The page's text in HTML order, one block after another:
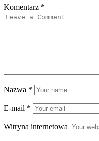
Komentarz *
Nazwa *
E-mail *
Witryna internetowa